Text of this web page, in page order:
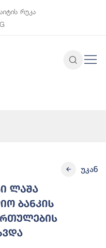
რუკა
ლაშა
ბანკის
უკან